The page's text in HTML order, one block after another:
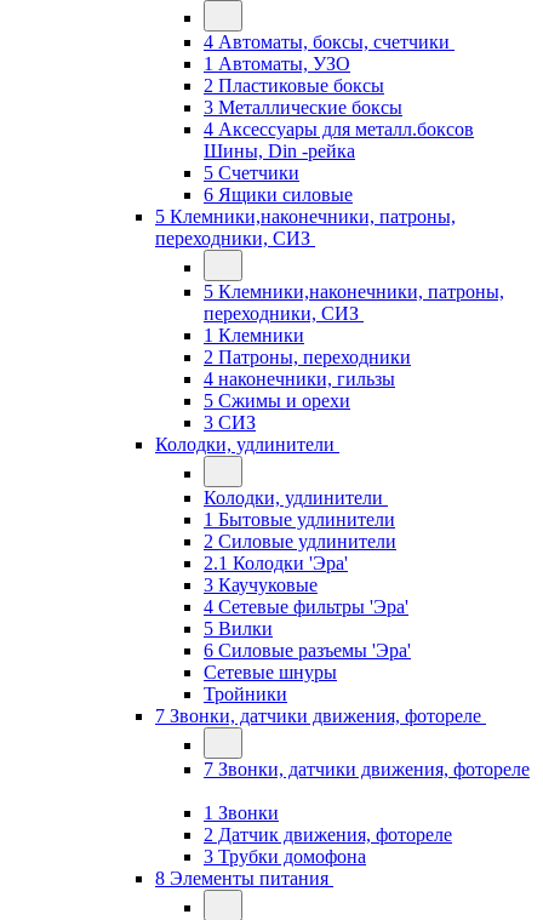
4 Автоматы, боксы, счетчики
1 Автоматы, УЗО
2 Пластиковые боксы
3 Металлические боксы
4 Аксессуары для металл.боксов
Шины, Din -рейка
5 Счетчики
6 Ящики силовые
5 Клемники,наконечники, патроны,
переходники, СИЗ
5 Клемники,наконечники, патроны,
переходники, СИЗ
1 Клемники
2 Патроны, переходники
4 наконечники, гильзы
5 Сжимы и орехи
3 СИЗ
Колодки, удлинители
Колодки, удлинители
1 Бытовые удлинители
2 Силовые удлинители
2.1 Колодки 'Эра'
3 Каучуковые
4 Сетевые фильтры 'Эра'
5 Вилки
6 Силовые разъемы 'Эра'
Сетевые шнуры
Тройники
7 Звонки, датчики движения, фотореле
7 Звонки, датчики движения, фотореле
1 Звонки
2 Датчик движения, фотореле
3 Трубки домофона
8 Элементы питания